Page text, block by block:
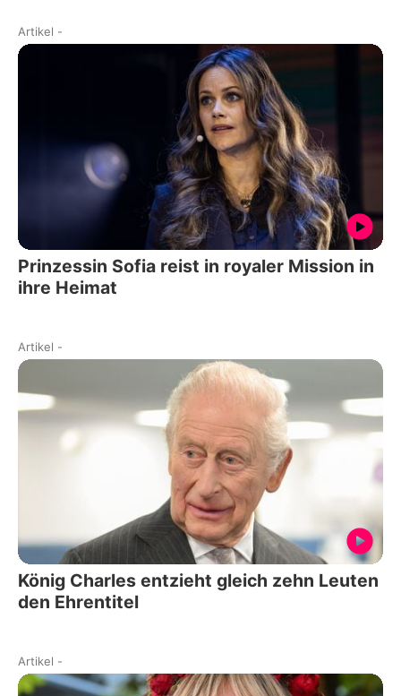
Artikel -
Prinzessin Sofia reist in royaler Mission in
ihre Heimat
Artikel -
König Charles entzieht gleich zehn Leuten
den Ehrentitel
Artikel -